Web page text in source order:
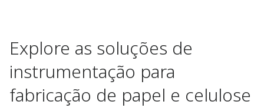
Explore as soluções de
instrumentação para
fabricação de papel e celulose​